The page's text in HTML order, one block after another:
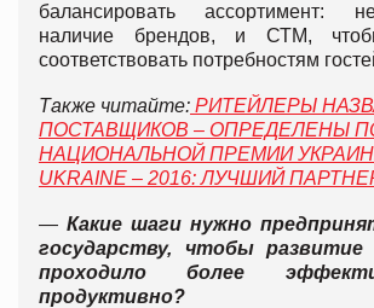
балансировать ассортимент:
наличие брендов, и СТМ,
соответствовать потребностям
Также читайте: РИТЕЙЛЕРЫ
ПОСТАВЩИКОВ – ОПРЕДЕЛЕНЫ
НАЦИОНАЛЬНОЙ ПРЕМИИ
UKRAINE – 2016: ЛУЧШИЙ
— Какие шаги нужно
государству, чтобы развитие
проходило более
продуктивно?